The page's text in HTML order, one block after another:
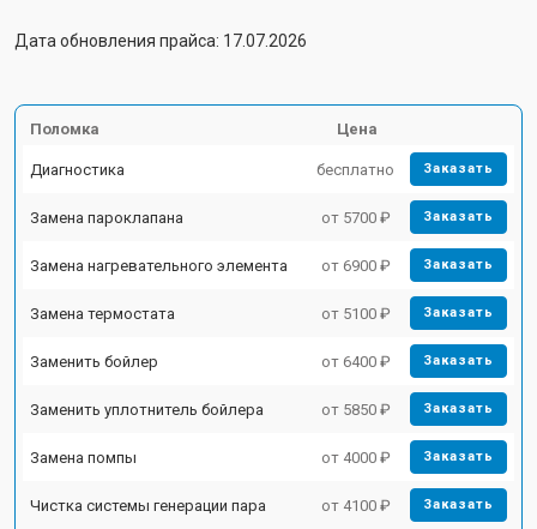
Дата обновления прайса: 17.07.2026
Поломка Цена
Диагностика бесплатно Заказать
Замена пароклапана от 5700 ₽ Заказать
Замена нагревательного элемента от 6900 ₽ Заказать
Замена термостата от 5100 ₽ Заказать
Заменить бойлер от 6400 ₽ Заказать
Заменить уплотнитель бойлера от 5850 ₽ Заказать
Замена помпы от 4000 ₽ Заказать
Чистка системы генерации пара от 4100 ₽ Заказать